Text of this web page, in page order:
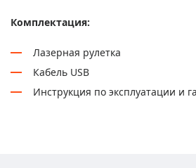
Комплектация:
Лазерная рулетка
Кабель USB
Инструкция по эксплуатации и